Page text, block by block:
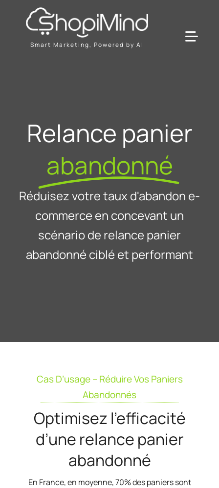
contenu
Smart Marketing, Powered by AI
OffresRelance panier
abandonné
Réduisez votre taux d'abandon e-
commerce en concevant un
scénario de relance panier
abandonné ciblé et performant
Cas D’usage – Réduire Vos Paniers
Abandonnés
Optimisez l’efficacité
d’une relance panier
abandonné
En France, en moyenne, 70% des paniers sont